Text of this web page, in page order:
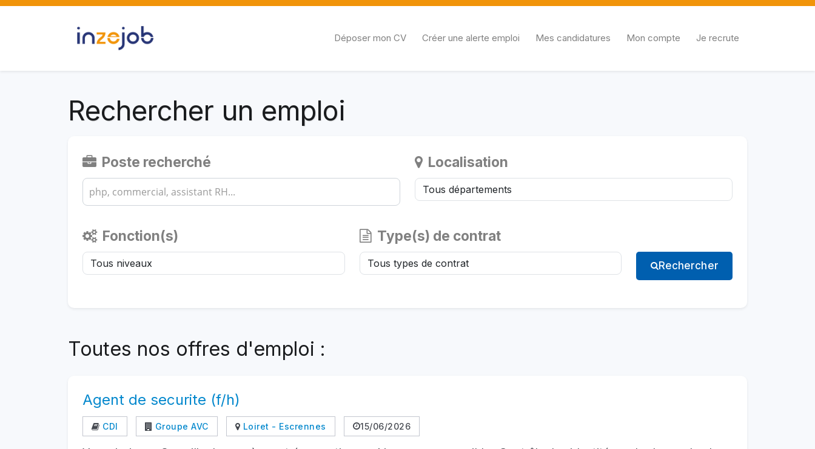
Déposer mon CV Créer une alerte emploi Mes candidatures Mon compte Je recrute
Rechercher un emploi
Poste recherché Localisation
Fonction(s) Type(s) de contrat
Rechercher
Toutes nos offres d'emploi :
Agent de securite (f/h)
CDI Groupe AVC Loiret - Escrennes 15/06/2026